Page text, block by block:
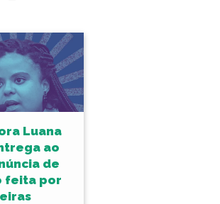
Luana
ao
de
feita por